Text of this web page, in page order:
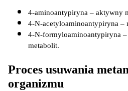
4-aminoantypiryna – aktywny
4-N-acetyloaminoantypiryna –
4-N-formyloaminoantypiryna
metabolit.
Proces usuwania
organizmu